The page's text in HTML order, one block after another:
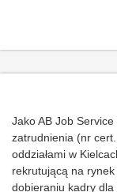
Jako AB Job
zatrudnienia (nr
oddziałami w
rekrutującą na
dobieraniu kadry